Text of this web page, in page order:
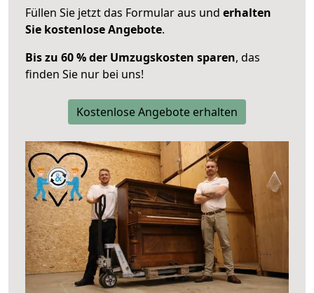
Füllen Sie jetzt das Formular aus und erhalten
Sie kostenlose Angebote.
Bis zu 60 % der Umzugskosten sparen, das
finden Sie nur bei uns!
Kostenlose Angebote erhalten